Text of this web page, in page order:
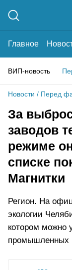
Главное
ВИП-новость
Новости / Перед
За
заводов
режиме
списке
Магнитки
Регион. На
экологии
котором можно
промышленных